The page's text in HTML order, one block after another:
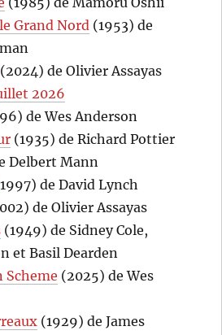
Grand Nord (1953) de
(2024) de Olivier Assayas
2026
de Wes Anderson
(1935) de Richard Pottier
Delbert Mann
de David Lynch
de Olivier Assayas
(1949) de Sidney Cole,
et Basil Dearden
Scheme (2025) de Wes
(1929) de James